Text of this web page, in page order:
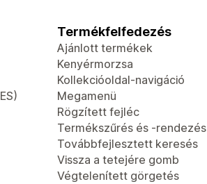
Termékfelfedezés
Ajánlott termékek
Kenyérmorzsa
Kollekcióoldal-navigáció
Megamenü
Rögzített fejléc
Termékszűrés és -rendezés
Továbbfejlesztett keresés
Vissza a tetejére gomb
Végtelenített görgetés